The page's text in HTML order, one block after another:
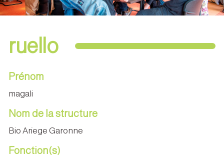
ruello
Prénom
magali
Nom de la structure
Bio Ariege Garonne
Fonction(s)